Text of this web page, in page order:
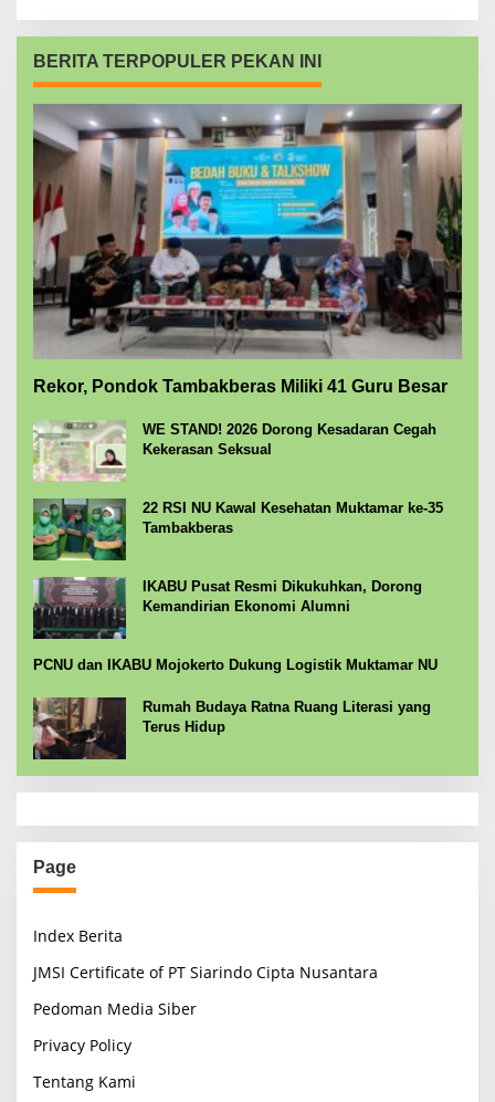
BERITA TERPOPULER PEKAN INI
Rekor, Pondok Tambakberas Miliki 41 Guru Besar
WE STAND! 2026 Dorong Kesadaran Cegah
Kekerasan Seksual
22 RSI NU Kawal Kesehatan Muktamar ke-35
Tambakberas
IKABU Pusat Resmi Dikukuhkan, Dorong
Kemandirian Ekonomi Alumni
PCNU dan IKABU Mojokerto Dukung Logistik Muktamar NU
Rumah Budaya Ratna Ruang Literasi yang
Terus Hidup
Page
Index Berita
JMSI Certificate of PT Siarindo Cipta Nusantara
Pedoman Media Siber
Privacy Policy
Tentang Kami